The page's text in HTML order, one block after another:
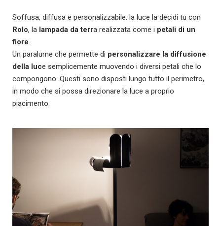
Soffusa, diffusa e personalizzabile: la luce la decidi tu con
Rolo, la lampada da terra realizzata come i petali di un
fiore
Un paralume che permette di personalizzare la diffusione
della luce semplicemente muovendo i diversi petali che lo
compongono. Questi sono disposti lungo tutto il perimetro,
in modo che si possa direzionare la luce a proprio
piacimento.